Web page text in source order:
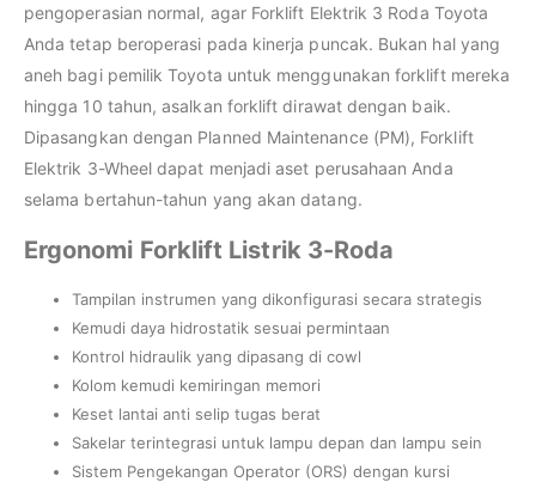
pengoperasian normal, agar Forklift Elektrik 3 Roda Toyota
Anda tetap beroperasi pada kinerja puncak. Bukan hal yang
aneh bagi pemilik Toyota untuk menggunakan forklift mereka
hingga 10 tahun, asalkan forklift dirawat dengan baik.
Dipasangkan dengan Planned Maintenance (PM), Forklift
Elektrik 3-Wheel dapat menjadi aset perusahaan Anda
selama bertahun-tahun yang akan datang.
Ergonomi Forklift Listrik 3-Roda
Tampilan instrumen yang dikonfigurasi secara strategis
Kemudi daya hidrostatik sesuai permintaan
Kontrol hidraulik yang dipasang di cowl
Kolom kemudi kemiringan memori
Keset lantai anti selip tugas berat
Sakelar terintegrasi untuk lampu depan dan lampu sein
Sistem Pengekangan Operator (ORS) dengan kursi